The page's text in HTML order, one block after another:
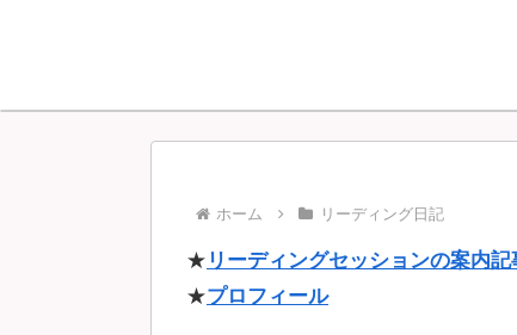
ホーム リーディング日記
★ リーディングセッションの案内記
★プロフィール